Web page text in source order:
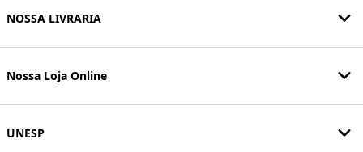
NOSSA LIVRARIA
Nossa Loja Online
UNESP